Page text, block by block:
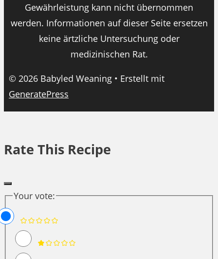
Gewährleistung kann nicht übernommen
werden. Informationen auf dieser Seite ersetzen
keine ärtzliche Untersuchung oder
medizinischen Rat.
© 2026 Babyled Weaning • Erstellt mit
GeneratePress
Rate This Recipe
Your vote: